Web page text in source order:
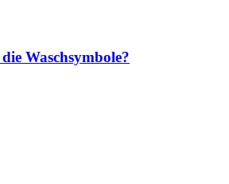
Waschsymbole?